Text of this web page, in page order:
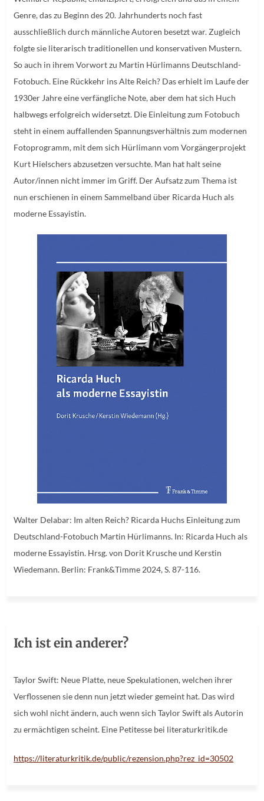
Genre, das zu Beginn des 20. Jahrhunderts noch fast
ausschließlich durch männliche Autoren besetzt war. Zugleich
folgte sie literarisch traditionellen und konservativen Mustern.
So auch in ihrem Vorwort zu Martin Hürlimanns Deutschland-
Fotobuch. Eine Rückkehr ins Alte Reich? Das erhielt im Laufe der
1930er Jahre eine verfängliche Note, aber dem hat sich Huch
halbwegs erfolgreich widersetzt. Die Einleitung zum Fotobuch
steht in einem auffallenden Spannungsverhältnis zum modernen
Fotoprogramm, mit dem sich Hürlimann vom Vorgängerprojekt
Kurt Hielschers abzusetzen versuchte. Man hat halt seine
Autor/innen nicht immer im Griff. Der Aufsatz zum Thema ist
nun erschienen in einem Sammelband über Ricarda Huch als
moderne Essayistin.
Walter Delabar: Im alten Reich? Ricarda Huchs Einleitung zum
Deutschland-Fotobuch Martin Hürlimanns. In: Ricarda Huch als
moderne Essayistin. Hrsg. von Dorit Krusche und Kerstin
Wiedemann. Berlin: Frank&Timme 2024, S. 87-116.
Ich ist ein anderer?
Taylor Swift: Neue Platte, neue Spekulationen, welchen ihrer
Verflossenen sie denn nun jetzt wieder gemeint hat. Das wird
sich wohl nicht ändern, auch wenn sich Taylor Swift als Autorin
zu ermächtigen scheint. Eine Petitesse bei literaturkritik.de
https://literaturkritik.de/public/rezension.php?rez_id=30502